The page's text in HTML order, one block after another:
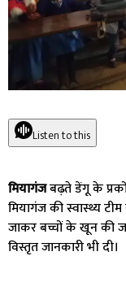
Listen to this
मियागंजबढ़ते डेंगू के
मियागंज की स्वास्थ्य
जाकर बच्चों के खून की
विस्तृत जानकारी भी दी।